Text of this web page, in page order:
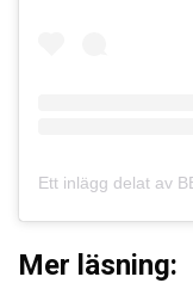
Mer läsning: